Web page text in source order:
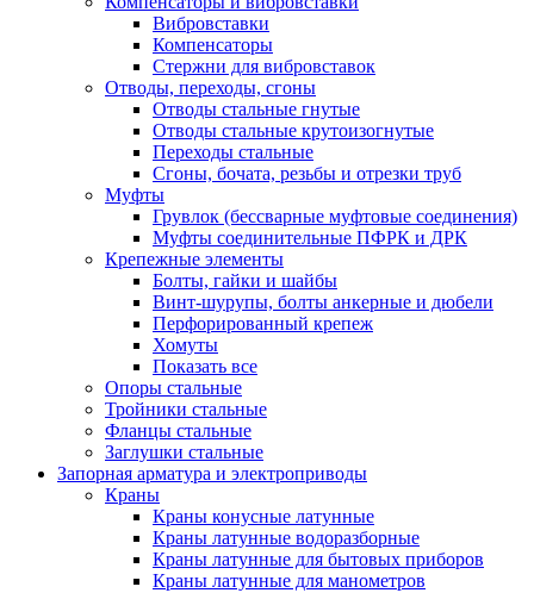
Вибровставки
Компенсаторы
Стержни для вибровставок
Отводы, переходы, сгоны
Отводы стальные гнутые
Отводы стальные крутоизогнутые
Переходы стальные
Сгоны, бочата, резьбы и отрезки труб
Муфты
Грувлок (бессварные муфтовые соединения)
Муфты соединительные ПФРК и ДРК
Крепежные элементы
Болты, гайки и шайбы
Винт-шурупы, болты анкерные и дюбели
Перфорированный крепеж
Хомуты
Показать все
Опоры стальные
Тройники стальные
Фланцы стальные
Заглушки стальные
Запорная арматура и электроприводы
Краны
Краны конусные латунные
Краны латунные водоразборные
Краны латунные для бытовых приборов
Краны латунные для манометров